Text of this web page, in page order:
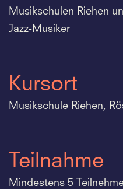
Musikschulen Riehen
Jazz-Musiker
Kursort
Musikschule Riehen,
Teilnahme
Mindestens 5